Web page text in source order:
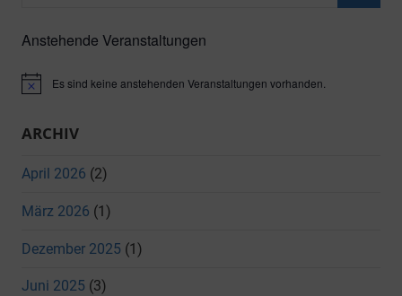
Anstehende Veranstaltungen
HinweisEs sind keine anstehenden Veranstaltungen vorhanden.
ARCHIV
April 2026 (2)
März 2026 (1)
Dezember 2025 (1)
Juni 2025 (3)